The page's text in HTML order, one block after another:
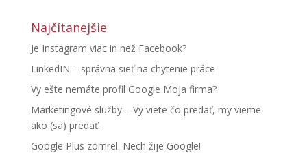
Najčítanejšie
Je Instagram viac in než Facebook?
LinkedIN – správna sieť na chytenie práce
Vy ešte nemáte profil Google Moja firma?
Marketingové služby – Vy viete čo predať, my vieme
ako (sa) predať.
Google Plus zomrel. Nech žije Google!